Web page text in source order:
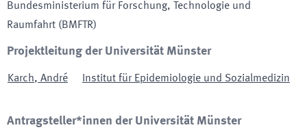
Bundesministerium für Forschung, Technologie und
Raumfahrt (BMFTR)
Projektleitung der Universität Münster
Karch, André Institut für Epidemiologie und Sozialmedizin
Antragsteller*innen der Universität Münster